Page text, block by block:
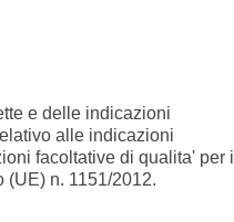
e delle indicazioni
alle indicazioni
facoltative di qualita' per i
(UE) n. 1151/2012.